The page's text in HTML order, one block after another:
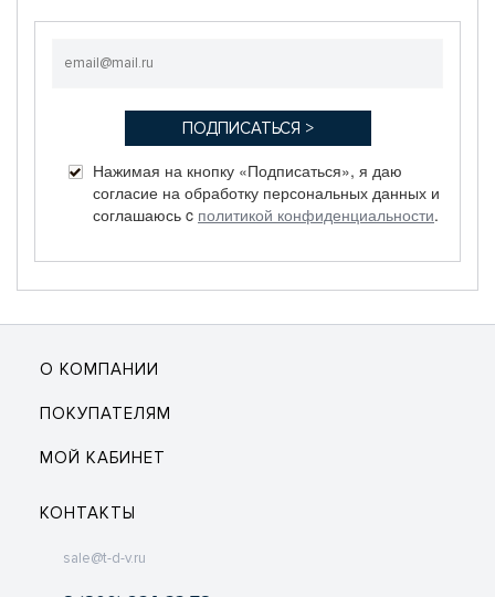
Нажимая на кнопку «Подписаться», я даю
согласие на обработку персональных данных и
соглашаюсь c политикой конфиденциальности.
О КОМПАНИИ
ПОКУПАТЕЛЯМ
МОЙ КАБИНЕТ
КОНТАКТЫ
sale@t-d-v.ru